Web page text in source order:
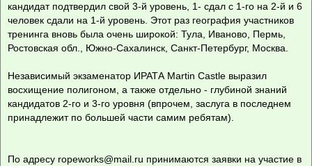
кандидат подтвердил свой 3-й уровень, 1- сдал с 1-го на 2-й и 6
человек сдали на 1-й уровень. Этот раз география участников
тренинга вновь была очень широкой: Тула, Иваново, Пермь,
Ростовская обл., Южно-Сахалинск, Санкт-Петербург, Москва.
Независимый экзаменатор ИРАТА Martin Castle выразил
восхищение полигоном, а также отдельно - глубиной знаний
кандидатов 2-го и 3-го уровня (впрочем, заслуга в последнем
принадлежит по большей части самим ребятам).
По адресу ropeworks@mail.ru принимаются заявки на участие в